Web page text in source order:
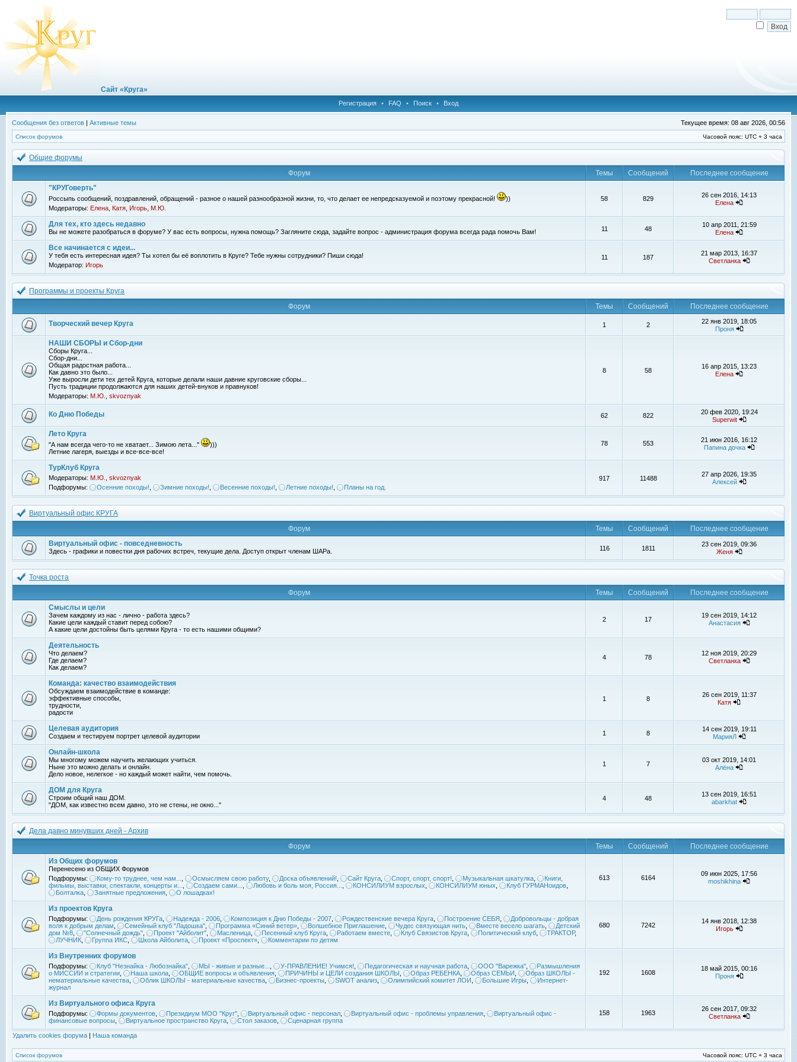
Сайт «Круга»
Регистрация • FAQ • Поиск • Вход
Сообщения без ответов | Активные темы Текущее время: 08 авг 2026, 00:56
Список форумов Часовой пояс: UTC + 3 часа
Общие форумы
Форум
Темы Сообщений
Последнее сообщение
"КРУГоверть"
Россыпь сообщений, поздравлений, обращений - разное о нашей разнообразной жизни, то, что делает ее непредсказуемой и поэтому прекрасной!
))
Модераторы: Елена Катя Игорь М.Ю.
58 829
26 сен 2016, 14:13
Елена
Для тех, кто здесь недавно
Вы не можете разобраться в форуме? У вас есть вопросы, нужна помощь? Загляните сюда, задайте вопрос - администрация форума всегда рада помочь Вам! 11 48
10 апр 2011, 21:59
Елена
Все начинается с идеи...
У тебя есть интересная идея? Ты хотел бы её воплотить в Круге? Тебе нужны сотрудники? Пиши сюда!
Модератор: Игорь
11 187
21 мар 2013, 16:37
Светланка
Программы и проекты Круга
Форум
Темы Сообщений Последнее сообщение
Творческий вечер Круга 1 2
22 янв 2019, 18:05
Проня
НАШИ СБОРЫ и Сбор-дни
Сборы Круга...
Сбор-дни...
Общая радостная работа...
Как давно это было...
Уже выросли дети тех детей Круга, которые делали наши давние круговские сборы...
Пусть традиции продолжаются для наших детей-внуков и правнуков!
Модераторы: М.Ю. skvoznyak
8 58
16 апр 2015, 13:23
Елена
Ко Дню Победы 62 822
20 фев 2020, 19:24
Superwit
Лето Круга
"А нам всегда чего-то не хватает... Зимою лета..."
)))
Летние лагеря, выезды и все-все-все!
78 553
21 июн 2016, 16:12
Папина дочка
ТурКлуб Круга
Модераторы: М.Ю.
skvoznyak
Подфорумы:
Осенние походы! Зимние походы! Весенние походы! Летние походы! Планы на год.
917 11488
27 апр 2026, 19:35
Алексей
Виртуальный офис КРУГА
Форум
Темы Сообщений
Последнее сообщение
Виртуальный офис - повседневность
Здесь - графики и повестки дня рабочих встреч, текущие дела. Доступ открыт членам ШАРа. 116 1811
23 сен 2019, 09:36
Женя
Точка роста
Форум
Темы Сообщений
Последнее сообщение
Смыслы и цели
Зачем каждому из нас - лично - работа здесь?
Какие цели каждый ставит перед собою?
А какие цели достойны быть целями Круга - то есть нашими общими?
2 17
19 сен 2019, 14:12
Анастасия
Деятельность
Что делаем?
Где делаем?
Как делаем?
4 78
12 ноя 2019, 20:29
Светланка
Команда: качество взаимодействия
Обсуждаем взаимодействие в команде:
эффективные способы,
трудности,
радости
1 8
26 сен 2019, 11:37
Катя
Целевая аудитория
Создаем и тестируем портрет целевой аудитории 1 8
14 сен 2019, 19:11
МарияЛ
Онлайн-школа
Мы многому можем научить желающих учиться.
Ныне это можно делать и онлайн.
Дело новое, нелегкое - но каждый может найти, чем помочь.
1 7
03 окт 2019, 14:01
Алёна
ДОМ для Круга
Строим общий наш ДОМ.
"ДОМ, как известно всем давно, это не стены, не окно..."
4 48
13 сен 2019, 16:51
abarkhat
Дела давно минувших дней - Архив
Форум
Темы Сообщений
Последнее сообщение
Из Общих форумов
Перенесено из ОБЩИХ Форумов
Подфорумы:
Кому-то труднее, чем нам... Осмысляем свою работу, Доска объявлений! Сайт Круга Спорт, спорт, спорт! Музыкальная шкатулка
Книги,
фильмы, выставки, спектакли, концерты и...
Создаем сами... Любовь и боль моя, Россия... КОНСИЛИУМ взрослых КОНСИЛИУМ юных Клуб ГУРМАНоидов
Болталка
Занятные предложения О лошадках!
613 6164
09 июн 2025, 17:56
moshikhina
Из проектов Круга
Подфорумы: День рождения КРУГа Надежда - 2006 Композиция к Дню Победы - 2007 Рождественские вечера Круга Построение СЕБЯ
Добровольцы - добрая
воля к добрым делам
Семейный клуб "Ладошка" Программа «Синий ветер» Волшебное Приглашение Чудес связующая нить Вместе весело шагать
Детский
дом №8
"Солнечный дождь" Проект "Айболит" Масленица Песенный клуб Круга Работаем вместе Клуб Связистов Круга Политический клуб ТРАКТОР,
ЛУЧНИК
Группа ИКС Школа Айболита Проект «Проспект» Комментарии по детям
680 7242
14 янв 2018, 12:38
Игорь
Из Внутренних форумов
Подфорумы: Клуб "Незнайка - Любознайка" МЫ - живые и разные... У-ПРАВЛЕНИЕ! Учимся! Педагогическая и научная работа ООО "Варежка"
Размышления
о МИССИИ и стратегии
Наша школа ОБЩИЕ вопросы и объявления ПРИЧИНЫ и ЦЕЛИ создания ШКОЛЫ Образ РЕБЕНКА Образ СЕМЬИ
Образ ШКОЛЫ -
нематериальные качества
Облик ШКОЛЫ - материальные качества Бизнес-проекты SWOT анализ Олимпийский комитет ЛОИ Большие Игры
Интернет-
журнал
192 1608
18 май 2015, 00:16
Проня
Из Виртуального офиса Круга
Подфорумы: Формы документов Президиум МОО "Круг" Виртуальный офис - персонал Виртуальный офис - проблемы управления
Виртуальный офис -
финансовые вопросы
Виртуальное пространство Круга Стол заказов Сценарная группа
158 1963
26 сен 2017, 09:32
Светланка
Удалить cookies форума | Наша команда
Список форумов Часовой пояс: UTC + 3 часа